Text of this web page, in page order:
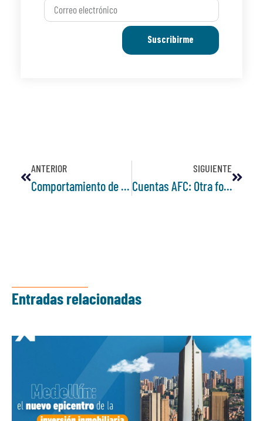
Suscribirme
ANTERIOR
Comportamiento de la vivienda usada en el primer cuatrimestre del año
SIGUIENTE
Cuentas AFC: Otra forma de ahorro para comprar vivienda
Entradas relacionadas